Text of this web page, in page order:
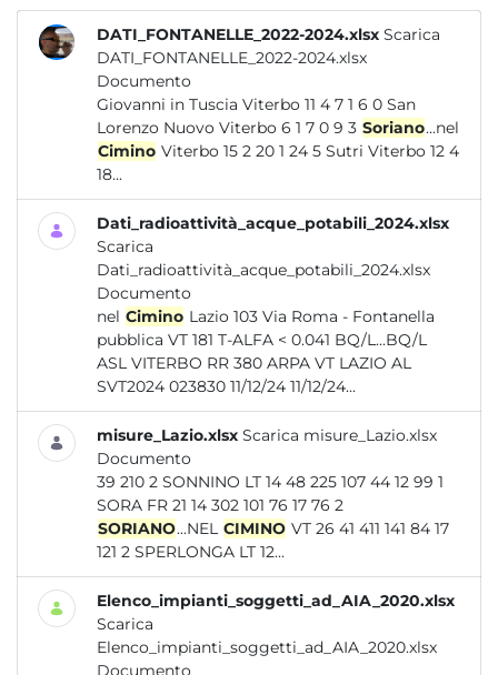
DATI_FONTANELLE_2022-2024.xlsx Scarica
DATI_FONTANELLE_2022-2024.xlsx
Documento
Giovanni in Tuscia Viterbo 11 4 7 1 6 0 San
Lorenzo Nuovo Viterbo 6 1 7 0 9 3 Soriano...nel
Cimino Viterbo 15 2 20 1 24 5 Sutri Viterbo 12 4
18...
Dati_radioattività_acque_potabili_2024.xlsx
Scarica
Dati_radioattività_acque_potabili_2024.xlsx
Documento
nel Cimino Lazio 103 Via Roma - Fontanella
pubblica VT 181 T-ALFA < 0.041 BQ/L...BQ/L
ASL VITERBO RR 380 ARPA VT LAZIO AL
SVT2024 023830 11/12/24 11/12/24...
misure_Lazio.xlsx Scarica misure_Lazio.xlsx
Documento
39 210 2 SONNINO LT 14 48 225 107 44 12 99 1
SORA FR 21 14 302 101 76 17 76 2
SORIANO...NEL CIMINO VT 26 41 411 141 84 17
121 2 SPERLONGA LT 12...
Elenco_impianti_soggetti_ad_AIA_2020.xlsx
Scarica
Elenco_impianti_soggetti_ad_AIA_2020.xlsx
Documento